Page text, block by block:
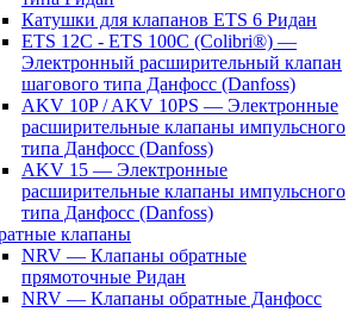
Катушки для клапанов ETS 6 Ридан
ETS 12C - ETS 100C (Colibri®) —
Электронный расширительный клапан
шагового типа Данфосс (Danfoss)
AKV 10P / AKV 10PS — Электронные
расширительные клапаны импульсного
типа Данфосс (Danfoss)
AKV 15 — Электронные
расширительные клапаны импульсного
типа Данфосс (Danfoss)
клапаны
NRV — Клапаны обратные
прямоточные Ридан
NRV — Клапаны обратные Данфосс